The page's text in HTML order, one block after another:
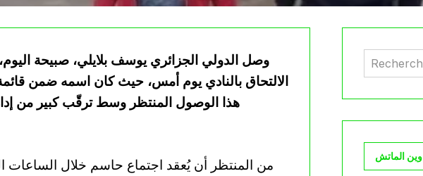
وصل الدولي الجزائري يوسف بلايلي، صبيحة
الالتحاق بالنادي يوم أمس، حيث كان اسمه ضمن
هذا الوصول المنتظر وسط ترقّب كبير من
من المنتظر أن يُعقد اجتماع حاسم خلال الساعات
وين الماتش